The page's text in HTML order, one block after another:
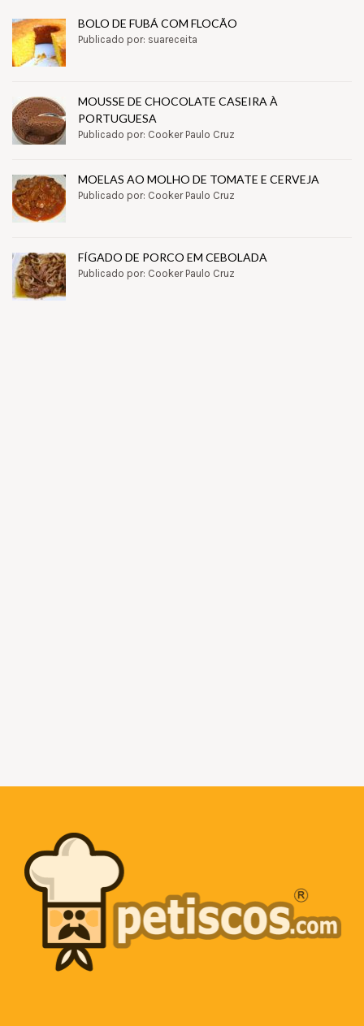
BOLO DE FUBÁ COM FLOCÃO
Publicado por: suareceita
MOUSSE DE CHOCOLATE CASEIRA À
PORTUGUESA
Publicado por: Cooker Paulo Cruz
MOELAS AO MOLHO DE TOMATE E CERVEJA
Publicado por: Cooker Paulo Cruz
FÍGADO DE PORCO EM CEBOLADA
Publicado por: Cooker Paulo Cruz